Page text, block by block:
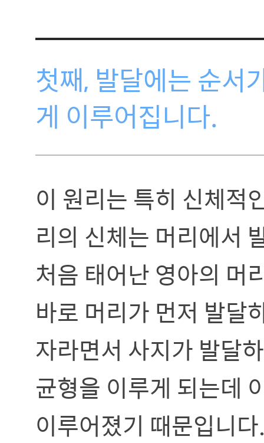
첫째, 발달에는 순서
게 이루어집니다.
이 원리는 특히 신체적
리의 신체는 머리에서
처음 태어난 영아의 머
바로 머리가 먼저 발달
자라면서 사지가 발달
균형을 이루게 되는데
이루어졌기 때문입니